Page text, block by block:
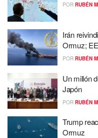
POR RUBÉN
Irán
Ormuz;
POR RUBÉN
Un millón
Japón
POR RUBÉN
Trump
Ormuz